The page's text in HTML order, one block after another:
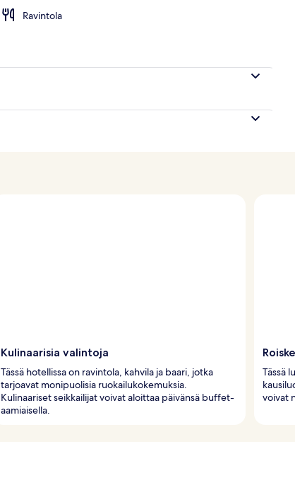
Ravintola
Kulinaarisia valintoja
Tässä hotellissa on ravintola, kahvila ja baari, jotka
tarjoavat monipuolisia ruokailukokemuksia.
Kulinaariset seikkailijat voivat aloittaa päivänsä buffet-
aamiaisella.
Tässä
voivat